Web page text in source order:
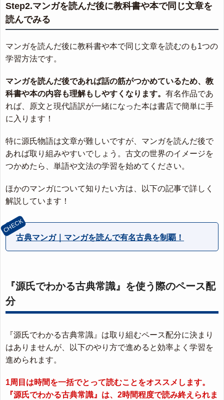
Step2.マンガを読んだ後に教科書や本で同じ文章を
読んでみる
マンガを読んだ後に教科書や本で同じ文章を読むのも1つの
学習方法です。
マンガを読んだ後であれば話の筋がつかめているため、教
科書や本の内容も理解もしやすくなります。 有名作品であ
れば、原文と現代語訳が一緒になった本は書店で簡単に手
に入ります！
特に源氏物語は文章が難しいですが、マンガを読んだ後で
あれば取り組みやすいでしょう。古文の世界のイメージを
つかめたら、単語や文法の学習を始めてください。
ほかのマンガについて知りたい方は、以下の記事で詳しく
解説しています！
古典マンガ｜マンガを読んで有名古典を制覇！
『源氏でわかる古典常識』を使う際のペース配
分
『源氏でわかる古典常識』は取り組むペース配分に決まり
はありませんが、以下のやり方で進めると効率よく学習を
進められます。
1周目は時間を一括でとって読むことをオススメします。
『源氏でわかる古典常識』は、2時間程度で読み終えられま